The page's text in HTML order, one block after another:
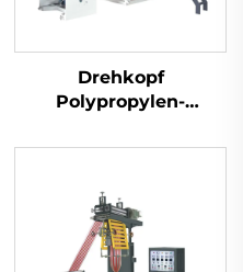
Drehkopf
Polypropylen-
Satz